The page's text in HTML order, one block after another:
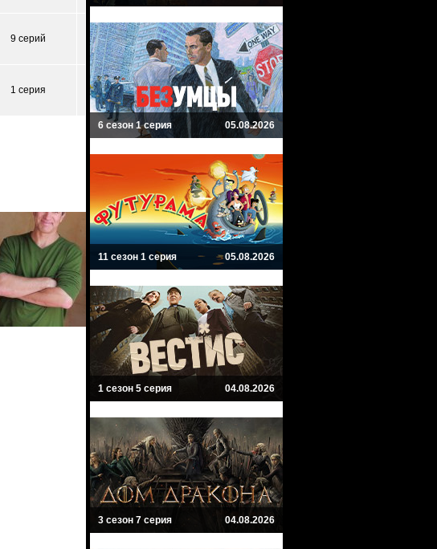
9 серий
1 серия
6 сезон 1 серия 05.08.2026
11 сезон 1 серия 05.08.2026
1 сезон 5 серия 04.08.2026
3 сезон 7 серия 04.08.2026